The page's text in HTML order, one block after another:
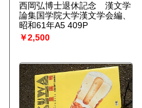
西岡弘博士退休記念 漢文学
論集国学院大学漢文学会編、
昭和61年A5 409P
￥2,500